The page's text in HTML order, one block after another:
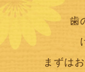
歯
まずは